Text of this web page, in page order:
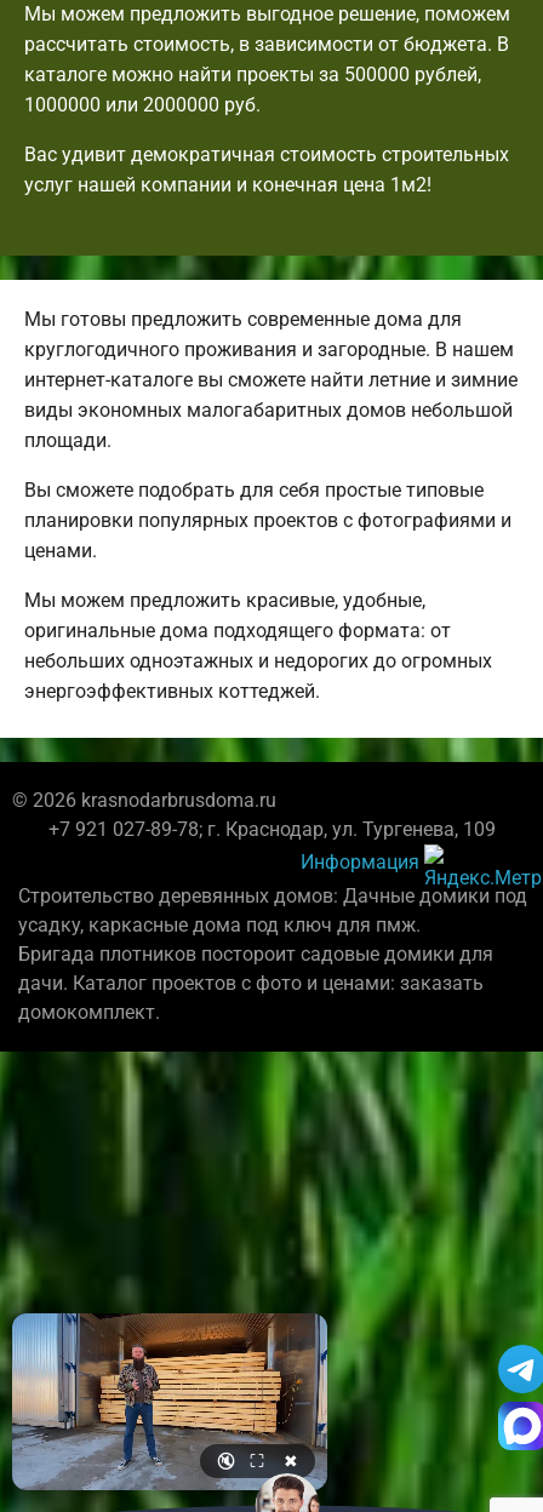
Мы можем предложить выгодное решение, поможем
рассчитать стоимость, в зависимости от бюджета. В
каталоге можно найти проекты за 500000 рублей,
1000000 или 2000000 руб.
Вас удивит демократичная стоимость строительных
услуг нашей компании и конечная цена 1м2!
Мы готовы предложить современные дома для
круглогодичного проживания и загородные. В нашем
интернет-каталоге вы сможете найти летние и зимние
виды экономных малогабаритных домов небольшой
площади.
Вы сможете подобрать для себя простые типовые
планировки популярных проектов с фотографиями и
ценами.
Мы можем предложить красивые, удобные,
оригинальные дома подходящего формата: от
небольших одноэтажных и недорогих до огромных
энергоэффективных коттеджей.
© 2026 krasnodarbrusdoma.ru
+7 921 027-89-78; г. Краснодар, ул. Тургенева, 109
Информация
Строительство деревянных домов: Дачные домики под
усадку, каркасные дома под ключ для пмж.
Бригада плотников постороит садовые домики для
дачи. Каталог проектов с фото и ценами: заказать
домокомплект.
🔇 ⛶ ✖